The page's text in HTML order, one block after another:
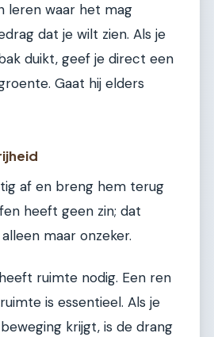
leren waar het mag
dat je wilt zien. Als je
duikt, geef je direct een
Gaat hij elders
af en breng hem terug
heeft geen zin; dat
maar onzeker.
ruimte nodig. Een ren
is essentieel. Als je
krijgt, is de drang